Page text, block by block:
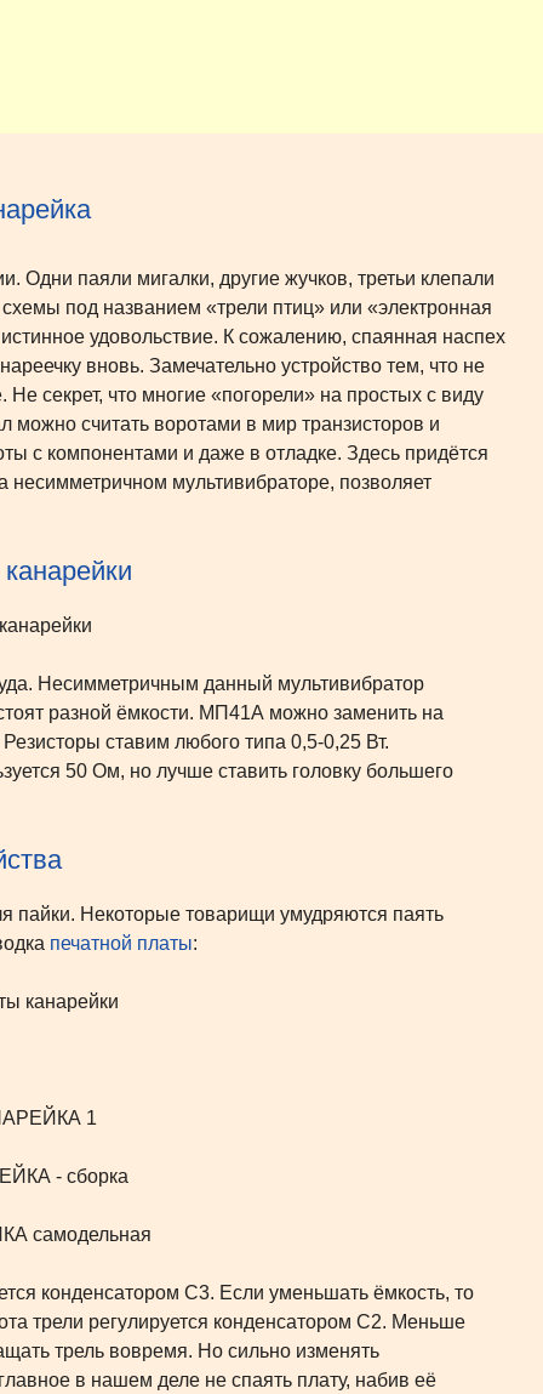
Одни паяли мигалки, другие жучков, третьи клепали
под названием «трели птиц» или «электронная
удовольствие. К сожалению, спаянная наспех
вновь. Замечательно устройство тем, что не
секрет, что многие «погорели» на простых с виду
считать воротами в мир транзисторов и
с компонентами и даже в отладке. Здесь придётся
несимметричном мультивибраторе, позволяет
Несимметричным данный мультивибратор
разной ёмкости. МП41А можно заменить на
ставим любого типа 0,5-0,25 Вт.
50 Ом, но лучше ставить головку большего
пайки. Некоторые товарищи умудряются паять
печатной платы:
конденсатором С3. Если уменьшать ёмкость, то
трели регулируется конденсатором С2. Меньше
трель вовремя. Но сильно изменять
в нашем деле не спаять плату, набив её